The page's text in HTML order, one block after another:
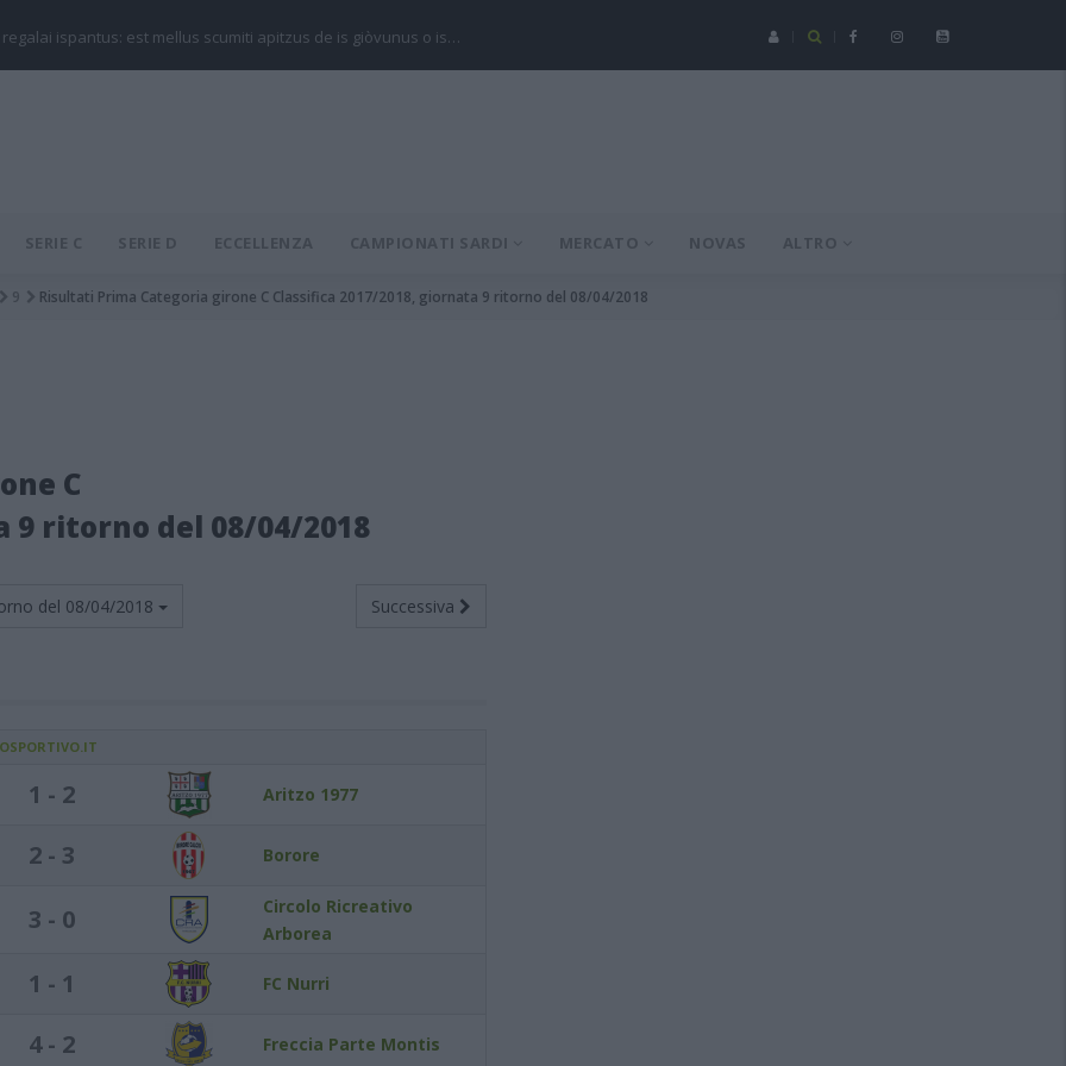
regalai ispantus: est mellus scumiti apitzus de is giòvunus o is… Serie C - Coppa Italia: Spezia-Torres posticipata a domenica 16
SERIE C SERIE D ECCELLENZA CAMPIONATI SARDI MERCATO NOVAS ALTRO
9 Risultati Prima Categoria girone C Classifica 2017/2018, giornata 9 ritorno del 08/04/2018
C
9 ritorno del 08/04/2018
del 08/04/2018 Successiva
1 - 2 Aritzo 1977
2 - 3 Borore
3 - 0
Circolo Ricreativo
Arborea
1 - 1 FC Nurri
4 - 2 Freccia Parte Montis